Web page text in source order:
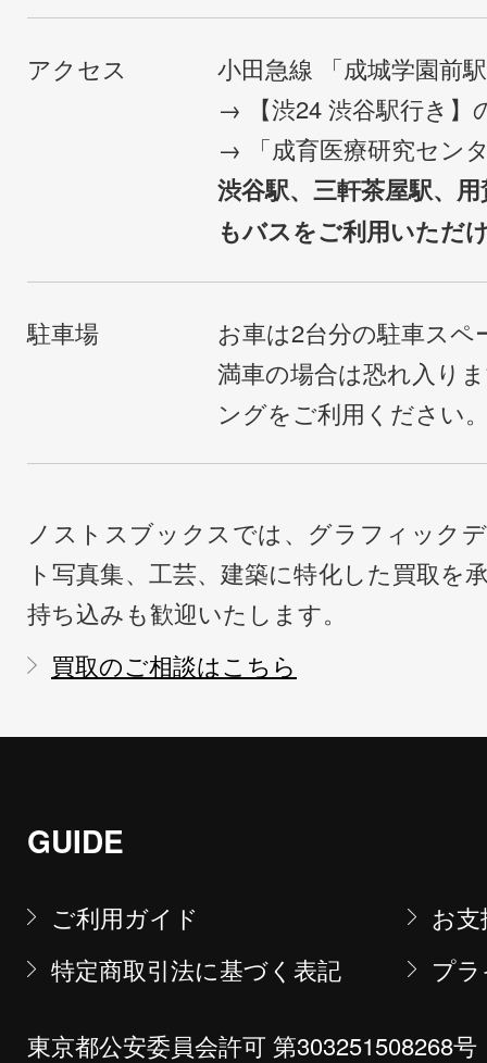
アクセス
小田急線 「成城学園前
→ 【渋24 渋谷駅行き】
→ 「成育医療研究セン
渋谷駅、三軒茶屋駅、
もバスをご利用いただ
駐車場
お車は2台分の駐車ス
満車の場合は恐れ入り
ングをご利用ください
ノストスブックスでは、グラフィック
ト写真集、工芸、建築に特化した買取を
持ち込みも歓迎いたします。
買取のご相談はこちら
GUIDE
ご利用ガイド
お
特定商取引法に基づく表記
プ
東京都公安委員会許可 第303251508268号